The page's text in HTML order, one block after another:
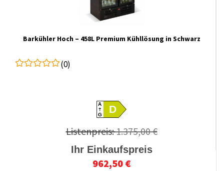
Barkühler Hoch – 458L Premium Kühllösung in Schwarz
(0)
A
GD
Listenpreis:1.375,00 €
Ihr Einkaufspreis
962,50 €